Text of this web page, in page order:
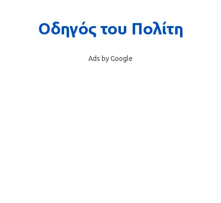
Ads by Google